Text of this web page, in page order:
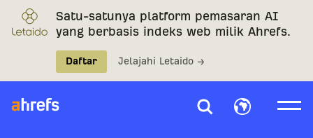
Satu-satunya platform pemasaran AI
yang berbasis indeks web milik Ahrefs.
Daftar Jelajahi Letaido →